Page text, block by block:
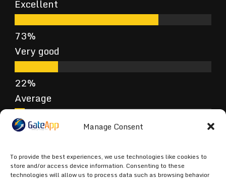
Manage Consent
To provide the best experiences, we use technologies like cookies to
store and/or access device information. Consenting to these
technologies will allow us to process data such as browsing behavior
Excellent
Very good
Average